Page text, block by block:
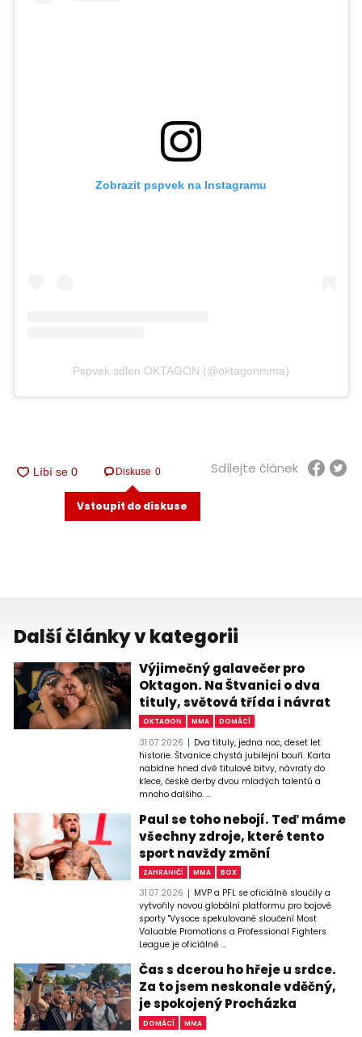
Zobrazit pspvek na Instagramu
Pspvek sdlen OKTAGON (@oktagonmma)
Diskuse 0
Vstoupit do diskuse
Sdílejte článek
Další články v kategorii
Výjimečný galavečer pro
Oktagon. Na Štvanici o dva
tituly, světová třída i návrat
OKTAGON MMA DOMÁCÍ
31.07.2026
Dva tituly, jedna noc, deset let
historie. Štvanice chystá jubilejní bouři. Karta
nabídne hned dvě titulové bitvy, návraty do
klece, české derby dvou mladých talentů a
mnoho dalšího. ...
Paul se toho nebojí. Teď máme
všechny zdroje, které tento
sport navždy změní
ZAHRANIČÍ MMA BOX
31.07.2026
MVP a PFL se oficiálně sloučily a
vytvořily novou globální platformu pro bojové
sporty "Vysoce spekulované sloučení Most
Valuable Promotions a Professional Fighters
League je oficiálně ...
Čas s dcerou ho hřeje u srdce.
Za to jsem neskonale vděčný,
je spokojený Procházka
DOMÁCÍ MMA